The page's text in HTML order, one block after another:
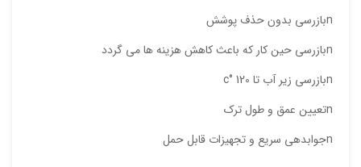
nبازرسی بدون حذف پوشش
nبازرسی حین کار که باعث کاهش هزینه ها می گردد
nبازرسی زیر آب تا c° 120
nتعیین عمق و طول ترک
nجوابدهی سریع و تجهیزات قابل حمل